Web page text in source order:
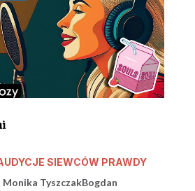
SIEWCÓW PRAWDY
TyszczakBogdan